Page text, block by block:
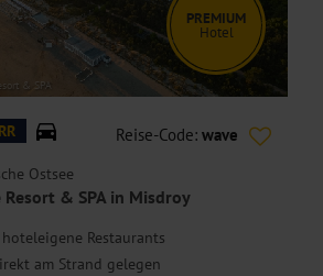
& SPA
PREMIUM
Hotel
Reise-Code: wave
Ostsee
Resort & SPA in Misdroy
Restaurants
am Strand gelegen